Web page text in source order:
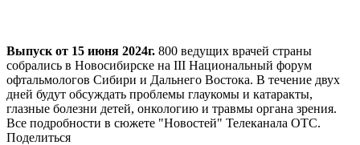
Выпуск от 15 июня 2024г. 800 ведущих врачей страны
собрались в Новосибирске на III Национальный форум
офтальмологов Сибири и Дальнего Востока. В течение двух
дней будут обсуждать проблемы глаукомы и катаракты,
глазные болезни детей, онкологию и травмы органа зрения.
Все подробности в сюжете "Новостей" Телеканала ОТС.
Поделиться